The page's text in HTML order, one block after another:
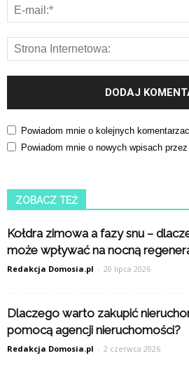
Powiadom mnie o kolejnych
Powiadom mnie o nowych wpisach
ZOBACZ TEŻ
Kołdra zimowa a fazy snu –
może wpływać na nocną
Redakcja Domosia.pl - 20 lipca 2026
Dlaczego warto zakupić
pomocą agencji nieruchomości?
Redakcja Domosia.pl - 2 czerwca 2026